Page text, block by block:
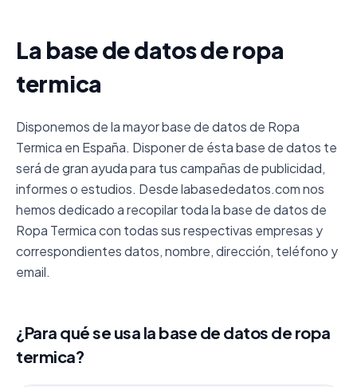
La base de datos de ropa
termica
Disponemos de la mayor base de datos de Ropa
Termica en España. Disponer de ésta base de datos te
será de gran ayuda para tus campañas de publicidad,
informes o estudios. Desde labasededatos.com nos
hemos dedicado a recopilar toda la base de datos de
Ropa Termica con todas sus respectivas empresas y
correspondientes datos, nombre, dirección, teléfono y
email.
¿Para qué se usa la base de datos de ropa
termica?